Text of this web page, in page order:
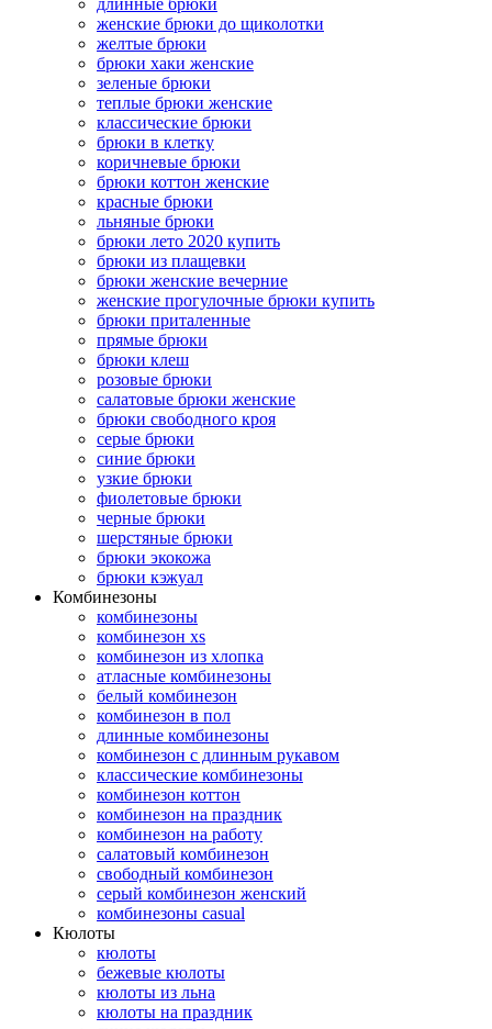
длинные брюки
женские брюки до щиколотки
желтые брюки
брюки хаки женские
зеленые брюки
теплые брюки женские
классические брюки
брюки в клетку
коричневые брюки
брюки коттон женские
красные брюки
льняные брюки
брюки лето 2020 купить
брюки из плащевки
брюки женские вечерние
женские прогулочные брюки купить
брюки приталенные
прямые брюки
брюки клеш
розовые брюки
салатовые брюки женские
брюки свободного кроя
серые брюки
синие брюки
узкие брюки
фиолетовые брюки
черные брюки
шерстяные брюки
брюки экокожа
брюки кэжуал
Комбинезоны
комбинезоны
комбинезон xs
комбинезон из хлопка
атласные комбинезоны
белый комбинезон
комбинезон в пол
длинные комбинезоны
комбинезон с длинным рукавом
классические комбинезоны
комбинезон коттон
комбинезон на праздник
комбинезон на работу
салатовый комбинезон
свободный комбинезон
серый комбинезон женский
комбинезоны casual
Кюлоты
кюлоты
бежевые кюлоты
кюлоты из льна
кюлоты на праздник